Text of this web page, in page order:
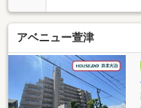
としても活用しや
納スペースを確保
クイン玄関▼設備
▼2026年3月室内リ
【交換】コンロ、
【その他】ウッド
ニング■ ご希望の
━━━━━・・・物件
アベニュー萱津